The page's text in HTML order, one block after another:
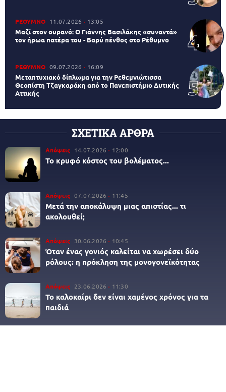
ΡΕΘΥΜΝΟ 11.07.2026 13:05
Μαζί στον ουρανό: Ο Γιάννης Βασιλάκης «συναντά»
τον ήρωα πατέρα του - Βαρύ πένθος στο Ρέθυμνο
ΡΕΘΥΜΝΟ 09.07.2026 16:09
Μεταπτυχιακό δίπλωμα για την Ρεθεμνιώτισσα
Θεοπίστη Τζαγκαράκη από το Πανεπιστήμιο Δυτικής
Αττικής
ΣΧΕΤΙΚΑ ΑΡΘΡΑ
Απόψεις 14.07.2026 12:00
Το κρυφό κόστος του βολέματος...
Απόψεις 07.07.2026 11:45
Μετά την αποκάλυψη μιας απιστίας... τι
ακολουθεί;
Απόψεις 30.06.2026 10:45
Όταν ένας γονιός καλείται να χωρέσει δύο
ρόλους: η πρόκληση της μονογονεϊκότητας
Απόψεις 23.06.2026 11:30
Το καλοκαίρι δεν είναι χαμένος χρόνος για τα
παιδιά